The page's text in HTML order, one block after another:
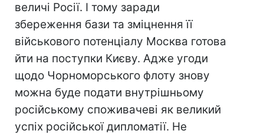
величі Росії. І тому заради
збереження бази та зміцнення її
військового потенціалу Москва готова
йти на поступки Києву. Адже угоди
щодо Чорноморського флоту знову
можна буде подати внутрішньому
російському споживачеві як великий
успіх російської дипломатії. Не